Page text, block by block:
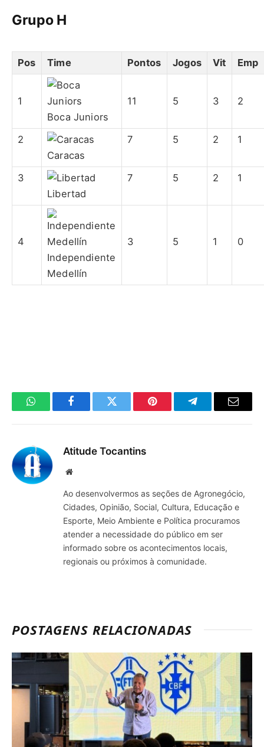
Grupo H
Pos Time Pontos Jogos Vit Emp
1
Boca Juniors
11 5 3 2
2
Caracas
7 5 2 1
3
Libertad
7 5 2 1
4
Independiente
Medellín
3 5 1 0
WhatsAppFacebookTwitter Pinterest TelegramaE-
Atitude Tocantins
Site
Ao desenvolvermos as seções de Agronegócio,
Cidades, Opinião, Social, Cultura, Educação e
Esporte, Meio Ambiente e Política procuramos
atender a necessidade do público em ser
informado sobre os acontecimentos locais,
regionais ou próximos à comunidade.
POSTAGENS RELACIONADAS